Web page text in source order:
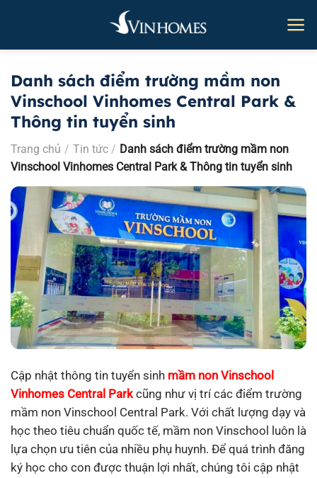
Danh sách điểm trường mầm non
Vinschool Vinhomes Central Park &
Thông tin tuyển sinh
Trang chủ / Tin tức / Danh sách điểm trường mầm non
Vinschool Vinhomes Central Park & Thông tin tuyển sinh
Cập nhật thông tin tuyển sinh mầm non Vinschool
Vinhomes Central Parkcũng như vị trí các điểm trường
mầm non Vinschool Central Park. Với chất lượng dạy và
học theo tiêu chuẩn quốc tế, mầm non Vinschool luôn là
lựa chọn ưu tiên của nhiều phụ huynh. Để quá trình đăng
ký học cho con được thuận lợi nhất, chúng tôi cập nhật